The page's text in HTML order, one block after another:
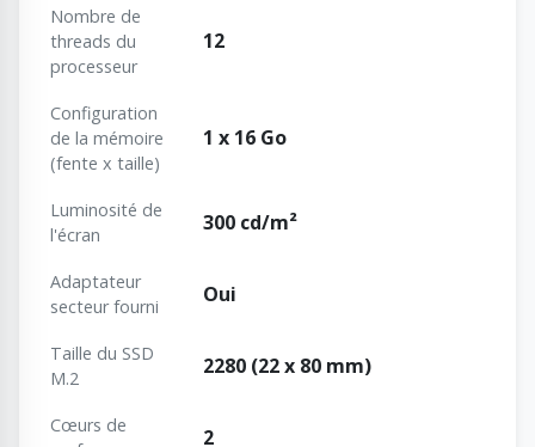
Nombre de
threads du
processeur
12
Configuration
de la mémoire
(fente x taille)
1 x 16 Go
Luminosité de
l'écran
300 cd/m²
Adaptateur
secteur fourni
Oui
Taille du SSD
M.2
2280 (22 x 80 mm)
Cœurs de
2